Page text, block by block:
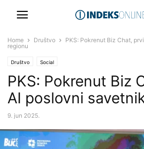
Home Društvo
PKS: Pokrenut Biz Chat,
regionu
Društvo Social
PKS: Pokrenut Biz
AI poslovni
9. jun 2025.